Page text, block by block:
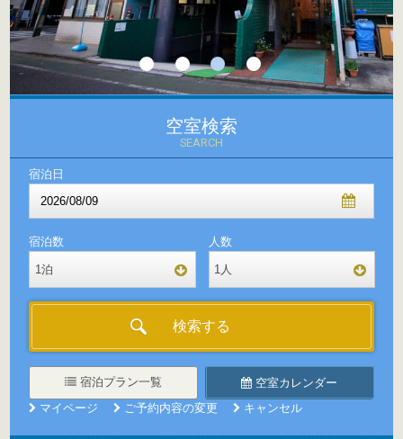
空室検索
SEARCH
宿泊日
宿泊数
1泊
人数
1 人
宿泊数をお選びください
2 3
人数をお選びください
2 3
宿泊プラン一覧
空室カレンダー
マイページ
ご予約内容の変更 キャンセル